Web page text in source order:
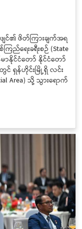
င်၏ ဖိတ်ကြားချက်အရ
ည်ရေးခရီးစဉ် (State
ာနိုင်ငံတော် နိုင်ငံတော်
င် ရှန်ဟိုင်းမြို့ရှိ လင်း
Area) သို့ သွားရောက်